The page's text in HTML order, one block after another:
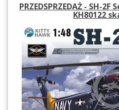
PRZEDSPRZEDAŻ - SH-
KH80122